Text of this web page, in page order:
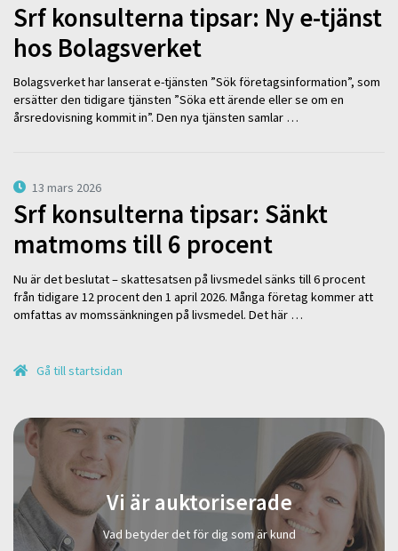
Srf konsulterna tipsar: Ny e-tjänst
hos Bolagsverket
Bolagsverket har lanserat e-tjänsten ”Sök företagsinformation”, som
ersätter den tidigare tjänsten ”Söka ett ärende eller se om en
årsredovisning kommit in”. Den nya tjänsten samlar …
13 mars 2026
Srf konsulterna tipsar: Sänkt
matmoms till 6 procent
Nu är det beslutat – skattesatsen på livsmedel sänks till 6 procent
från tidigare 12 procent den 1 april 2026. Många företag kommer att
omfattas av momssänkningen på livsmedel. Det här …
Gå till startsidan
Vi är auktoriserade
Vad betyder det för dig som är kund